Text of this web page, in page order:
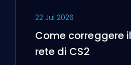
22 Jul 2026
Come correggere
rete di CS2